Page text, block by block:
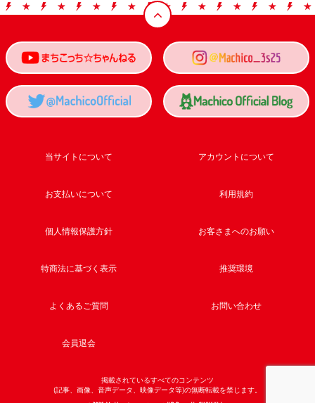
当サイトについて アカウントについて
お支払いについて 利用規約
個人情報保護方針 お客さまへのお願い
特商法に基づく表示 推奨環境
よくあるご質問 お問い合わせ
会員退会
掲載されているすべてのコンテンツ
(記事、画像、音声データ、映像データ等)の無断転載を禁じます。